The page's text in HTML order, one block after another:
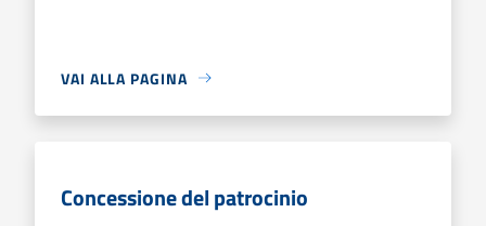
VAI ALLA PAGINA
Concessione del patrocinio